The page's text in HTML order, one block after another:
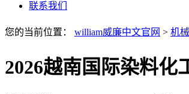
联系我们
您的当前位置： william威廉中文官网 > 机
2026越南国际染料化